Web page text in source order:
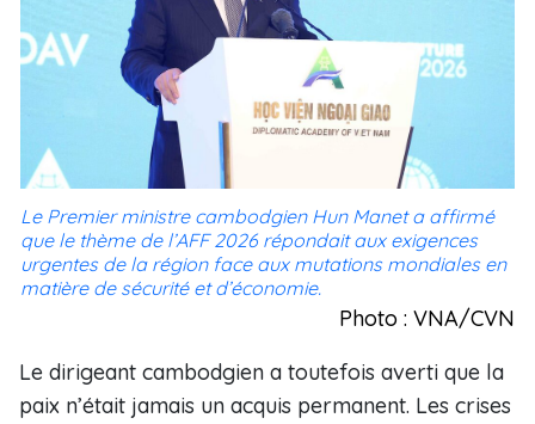
Le Premier ministre cambodgien Hun Manet a affirmé
que le thème de l’AFF 2026 répondait aux exigences
urgentes de la région face aux mutations mondiales en
matière de sécurité et d’économie.
Photo : VNA/CVN
Le dirigeant cambodgien a toutefois averti que la
paix n’était jamais un acquis permanent. Les crises